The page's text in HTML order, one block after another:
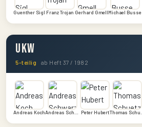
Guenther Sigl Franz Trojan Gerhard GmellMichael Busse
UKW
5-teilig ab Heft 37 / 1982
Andreas Koch Peter Hubert